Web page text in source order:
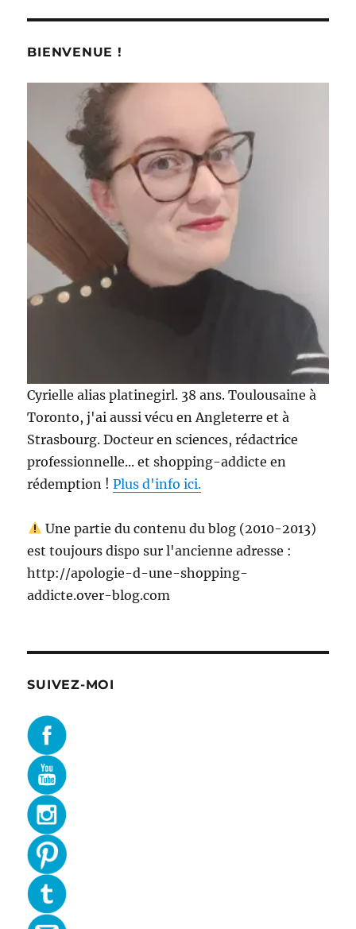
BIENVENUE !
Cyrielle alias platinegirl. 38 ans. Toulousaine à
Toronto, j'ai aussi vécu en Angleterre et à
Strasbourg. Docteur en sciences, rédactrice
professionnelle... et shopping-addicte en
rédemption !Plus d'info ici.
Une partie du contenu du blog (2010-2013)
est toujours dispo sur l'ancienne adresse :
http://apologie-d-une-shopping-
addicte.over-blog.com
SUIVEZ-MOI